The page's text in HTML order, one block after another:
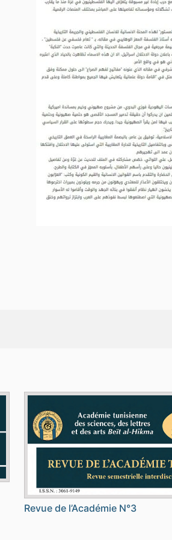
Revue de l’Académie N°3